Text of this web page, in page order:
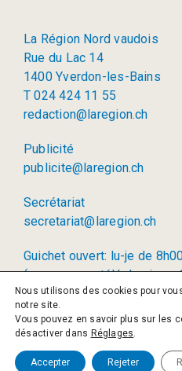
La Région Nord vaudois
Rue du Lac 14
1400 Yverdon-les-Bains
T 024 424 11 55
redaction@laregion.ch
Publicité
publicite@laregion.ch
Secrétariat
secretariat@laregion.ch
Guichet ouvert: lu-je de
(permanence téléphonique:
17h00)
© 2026 La Région SA
Politique de confidentialité
Nous utilisons des cookies pour
notre site.
Vous pouvez en savoir plus sur les
désactiver dans Réglages.
Accepter Rejeter